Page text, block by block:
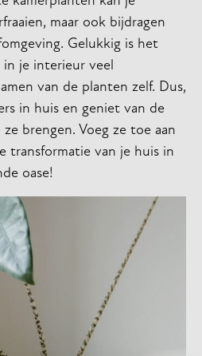
maar ook bijdragen
Gelukkig is het
je interieur veel
van de planten zelf. Dus,
in huis en geniet van de
brengen. Voeg ze toe aan
transformatie van je huis in
oase!